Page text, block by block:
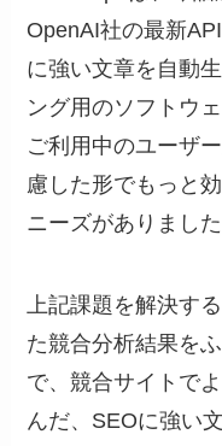
OpenAI社の最新
に強い文章を自動
ング用のソフトウェ
ご利用中のユーザ
慮した形でもっと
ニーズがありました
上記課題を解決す
た競合分析結果を
で、競合サイトで
んだ、SEOに強い